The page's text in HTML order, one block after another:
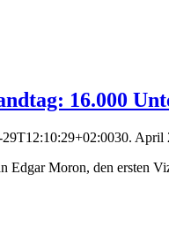
16.000
29T12:10:29+02:0030. April
Edgar Moron, den ersten